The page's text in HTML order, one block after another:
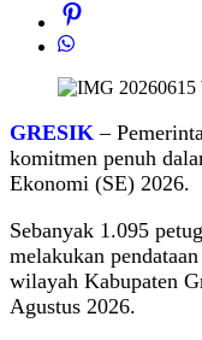
GRESIK –
komitmen penuh
Ekonomi (SE) 2026.
Sebanyak 1.095
melakukan
wilayah Kabupaten
Agustus 2026.